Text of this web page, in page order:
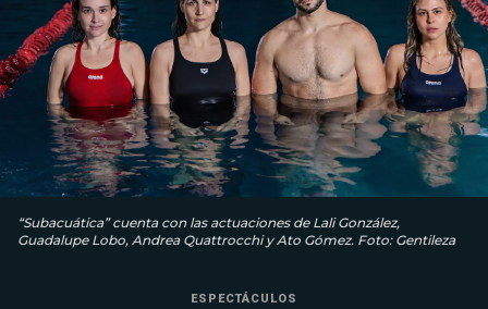
“Subacuática” cuenta con las actuaciones de Lali González,
Guadalupe Lobo, Andrea Quattrocchi y Ato Gómez. Foto: Gentileza
ESPECTÁCULOS